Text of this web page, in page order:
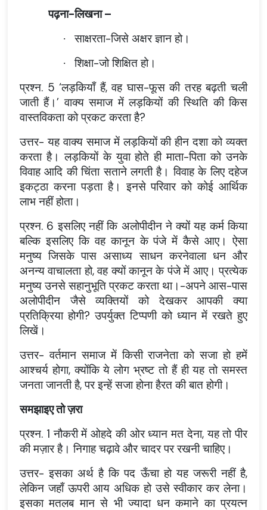
पढ़ना-लिखना –
· साक्षरता-जिसे अक्षर ज्ञान हो।
·
शिक्षा-जो शिक्षित हो।
प्रश्न. 5 ‘लड़कियाँ हैं, वह घास-फूस की तरह बढ़ती चली
जाती हैं।’ वाक्य समाज में लड़कियों की स्थिति की किस
वास्तविकता को प्रकट करता है?
उत्तर- यह वाक्य समाज में लड़कियों की हीन दशा को व्यक्त
करता है। लड़कियों के युवा होते ही माता-पिता को उनके
विवाह आदि की चिंता सताने लगती है। विवाह के लिए दहेज
इकट्ठा करना पड़ता है। इनसे परिवार को कोई आर्थिक
लाभ नहीं होता।
प्रश्न. 6 इसलिए नहीं कि अलोपीदीन ने क्यों यह कर्म किया
बल्कि इसलिए कि वह कानून के पंजे में कैसे आए। ऐसा
मनुष्य जिसके पास असाध्य साधन करनेवाला धन और
अनन्य वाचालता हो, वह क्यों कानून के पंजे में आए। प्रत्येक
मनुष्य उनसे सहानुभूति प्रकट करता था।-अपने आस-पास
अलोपीदीन जैसे व्यक्तियों को देखकर आपकी क्या
प्रतिक्रिया होगी? उपर्युक्त टिप्पणी को ध्यान में रखते हुए
लिखें।
उत्तर- वर्तमान समाज में किसी राजनेता को सजा हो हमें
आश्चर्य होगा, क्योंकि ये लोग भ्रष्ट तो हैं ही यह तो समस्त
जनता जानती है, पर इन्हें सजा होना हैरत की बात होगी।
समझाइए तो ज़रा
प्रश्न. 1 नौकरी में ओहदे की ओर ध्यान मत देना, यह तो पीर
की मज़ार है। निगाह चढ़ावे और चादर पर रखनी चाहिए।
उत्तर- इसका अर्थ है कि पद ऊँचा हो यह जरूरी नहीं है,
लेकिन जहाँ ऊपरी आय अधिक हो उसे स्वीकार कर लेना।
इसका मतलब मान से भी ज्यादा धन कमाने का प्रयत्न